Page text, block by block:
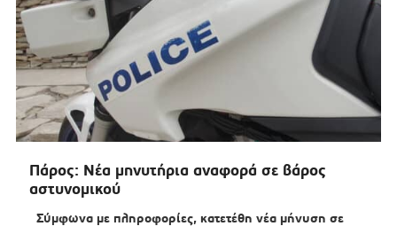
Πάρος: Νέα μηνυτήρια αναφορά σε βάρος
αστυνομικού
Σύμφωνα με πληροφορίες, κατετέθη νέα μήνυση σε